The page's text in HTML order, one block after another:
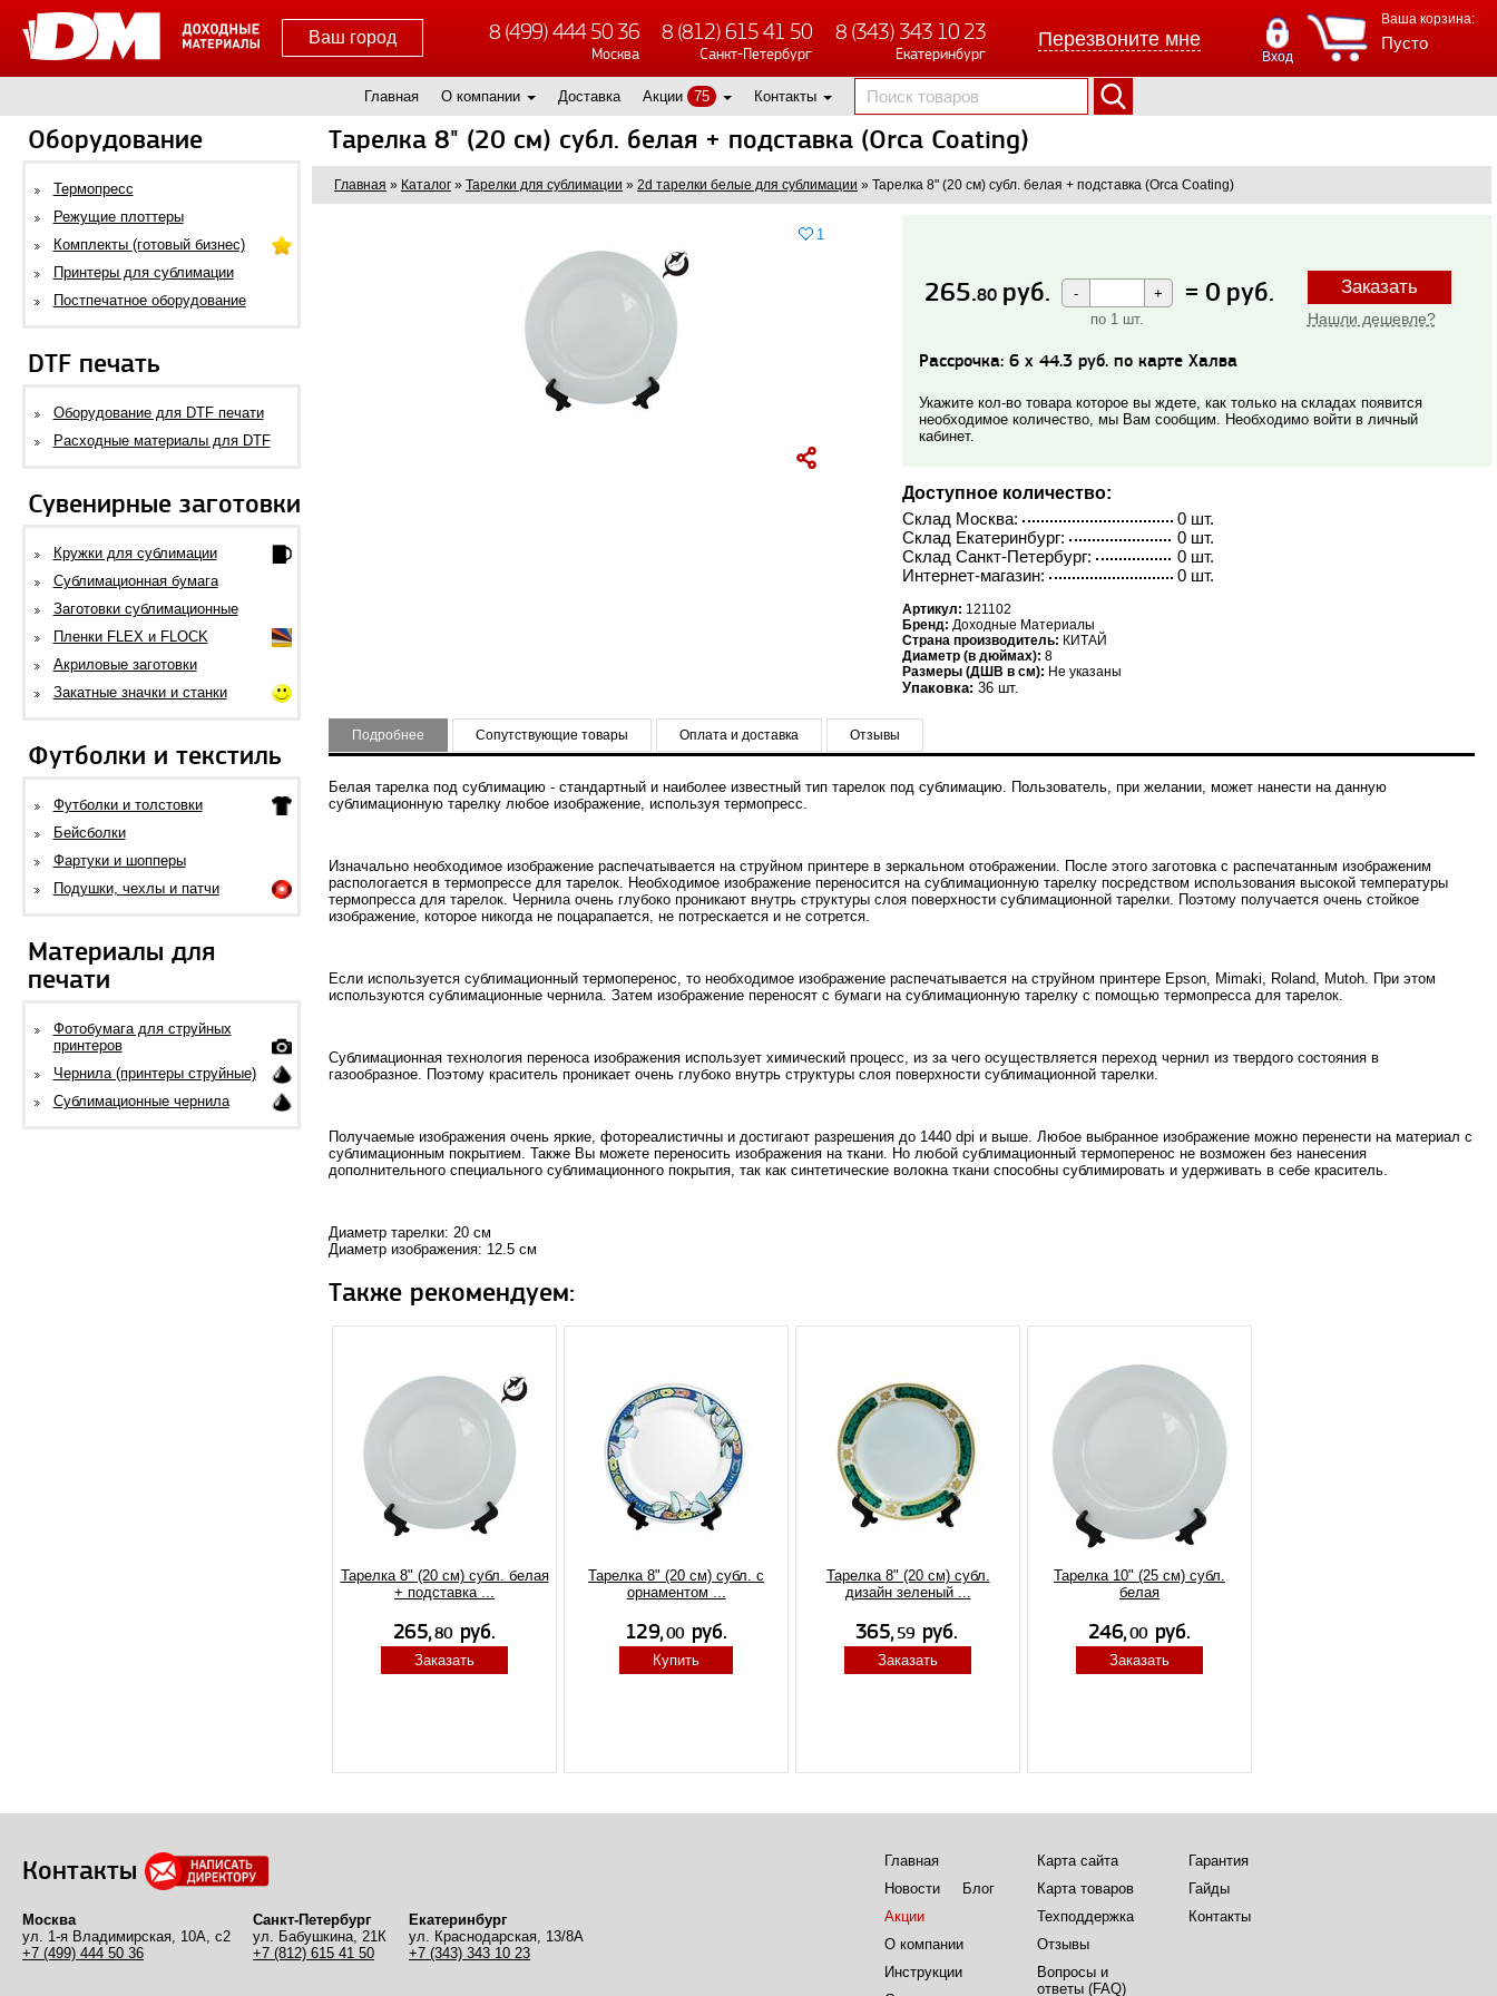
Ваш город 8 (499) 444 50 36
Москва
8 (812) 615 41 50
Санкт-Петербург
8 (343) 343 10 23
Екатеринбург
Перезвоните мне
Ваша корзина:
Пусто
Вход
Главная О компании Доставка Акции 75 Контакты
Оборудование
Термопресс
Режущие плоттеры
Комплекты (готовый бизнес)
Принтеры для сублимации
Постпечатное оборудование
DTF печать
Оборудование для DTF печати
Расходные материалы для DTF
Сувенирные заготовки
Кружки для сублимации
Сублимационная бумага
Заготовки сублимационные
Пленки FLEX и FLOCK
Акриловые заготовки
Закатные значки и станки
Футболки и текстиль
Футболки и толстовки
Бейсболки
Фартуки и шопперы
Подушки, чехлы и патчи
Материалы для
печати
Фотобумага для струйных
принтеров
Чернила (принтеры струйные)
Сублимационные чернила
Тарелка 8" (20 см) субл. белая + подставка (Orca Coating)
Главная » Каталог » Тарелки для сублимации » 2d тарелки белые для сублимации » Тарелка 8" (20 см) субл. белая + подставка (Orca Coating)
1
265.80 руб.
по 1 шт.
= 0 руб. Заказать
Нашли дешевле?
Рассрочка: 6 x 44.3 руб. по карте Халва
Укажите кол-во товара которое вы ждете, как только на складах появится
необходимое количество, мы Вам сообщим. Необходимо войти в личный
кабинет.
Доступное количество:
0 шт.
Склад Москва:
0 шт.
Склад Екатеринбург:
0 шт.
Склад Санкт-Петербург:
0 шт.
Интернет-магазин:
Артикул: 121102
Бренд: Доходные Материалы
Страна производитель: КИТАЙ
Диаметр (в дюймах): 8
Размеры (ДШВ в см): Не указаны
Упаковка: 36 шт.
Подробнее Сопутствующие товары Оплата и доставка Отзывы
Белая тарелка под сублимацию - стандартный и наиболее известный тип тарелок под сублимацию. Пользователь, при желании, может нанести на данную
сублимационную тарелку любое изображение, используя термопресс.
Изначально необходимое изображение распечатывается на струйном принтере в зеркальном отображении. После этого заготовка с распечатанным изображеним
распологается в термопрессе для тарелок. Необходимое изображение переносится на сублимационную тарелку посредством использования высокой температуры
термопресса для тарелок. Чернила очень глубоко проникают внутрь структуры слоя поверхности сублимационной тарелки. Поэтому получается очень стойкое
изображение, которое никогда не поцарапается, не потрескается и не сотрется.
Если используется сублимационный термоперенос, то необходимое изображение распечатывается на струйном принтере Epson, Mimaki, Roland, Mutoh. При этом
используются сублимационные чернила. Затем изображение переносят с бумаги на сублимационную тарелку с помощью термопресса для тарелок.
Сублимационная технология переноса изображения использует химический процесс, из за чего осуществляется переход чернил из твердого состояния в
газообразное. Поэтому краситель проникает очень глубоко внутрь структуры слоя поверхности сублимационной тарелки.
Получаемые изображения очень яркие, фотореалистичны и достигают разрешения до 1440 dpi и выше. Любое выбранное изображение можно перенести на материал с
сублимационным покрытием. Также Вы можете переносить изображения на ткани. Но любой сублимационный термоперенос не возможен без нанесения
дополнительного специального сублимационного покрытия, так как синтетические волокна ткани способны сублимировать и удерживать в себе краситель.
Диаметр тарелки: 20 см
Диаметр изображения: 12.5 см
Также рекомендуем:
Тарелка 8" (20 см) субл. белая
+ подставка ...
Заказать
Тарелка 8" (20 см) субл. с
орнаментом ...
Купить
Тарелка 8" (20 см) субл.
дизайн зеленый ...
Заказать
Тарелка 10" (25 см) субл.
белая
Заказать
Контакты
Москва
ул. 1-я Владимирская, 10А, с2
+7 (499) 444 50 36
Санкт-Петербург
ул. Бабушкина, 21К
+7 (812) 615 41 50
Екатеринбург
ул. Краснодарская, 13/8А
+7 (343) 343 10 23
Главная
Новости
Блог
Акции
О компании
Инструкции
Карта сайта
Карта товаров
Техподдержка
Отзывы
Вопросы и
ответы (FAQ)
Гарантия
Гайды
Контакты